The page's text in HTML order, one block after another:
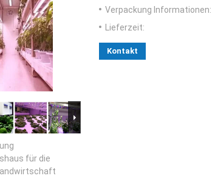
für die
Verpackung Informationen:
Lieferzeit:
Kontakt